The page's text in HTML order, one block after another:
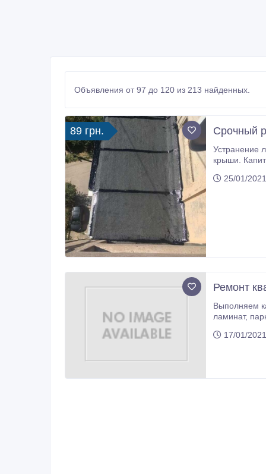
Объявления от 97 до 120 из 213 найденных.
89 грн. Срочный
Устранение любой течи в крыше. Ремонт
крыши. Капитальный и частичный ремонт крыши, построим крышу с нуля. Любые виды кровельных работ. Ремонт шиферной
помещением.
25/01/
Ремонт
Выполняем
17/01/